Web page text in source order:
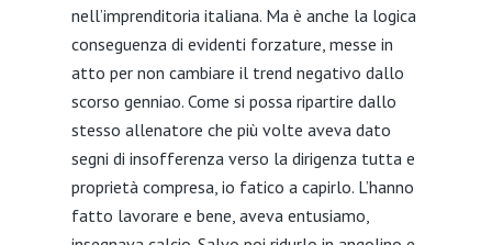
nell’imprenditoria italiana. Ma è anche la logica
conseguenza di evidenti forzature, messe in
atto per non cambiare il trend negativo dallo
scorso genniao. Come si possa ripartire dallo
stesso allenatore che più volte aveva dato
segni di insofferenza verso la dirigenza tutta e
proprietà compresa, io fatico a capirlo. L’hanno
fatto lavorare e bene, aveva entusiamo,